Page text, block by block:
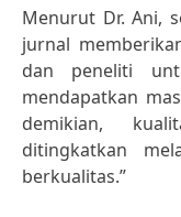
Menurut Dr. Ani,
jurnal
dan peneliti
mendapatkan
demikian,
ditingkatkan
berkualitas.”